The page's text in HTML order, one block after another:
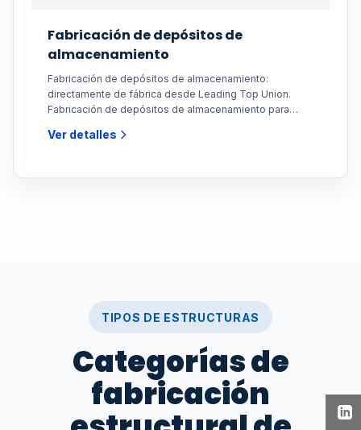
Fabricación de depósitos de
almacenamiento
Fabricación de depósitos de almacenamiento:
directamente de fábrica desde Leading Top Union.
Fabricación de depósitos de almacenamiento para
Ver detalles
TIPOS DE ESTRUCTURAS
Categorías de
fabricación